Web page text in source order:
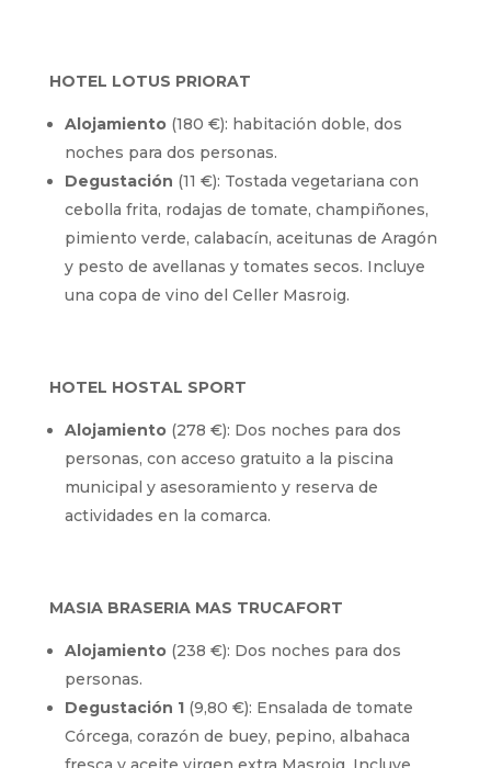
HOTEL LOTUS PRIORAT
Alojamiento(180 €): habitación doble, dos
noches para dos personas.
Degustación (11 €): Tostada vegetariana con
cebolla frita, rodajas de tomate, champiñones,
pimiento verde, calabacín, aceitunas de Aragón
y pesto de avellanas y tomates secos. Incluye
una copa de vino del Celler Masroig.
HOTEL HOSTAL SPORT
Alojamiento(278 €): Dos noches para dos
personas, con acceso gratuito a la piscina
municipal y asesoramiento y reserva de
actividades en la comarca.
MASIA BRASERIA MAS TRUCAFORT
Alojamiento(238 €): Dos noches para dos
personas.
Degustación 1(9,80 €): Ensalada de tomate
Córcega, corazón de buey, pepino, albahaca